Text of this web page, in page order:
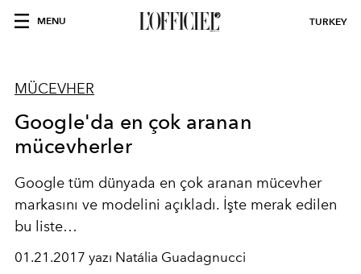
MENU TURKEY
MÜCEVHER
Google'da en çok aranan
mücevherler
Google tüm dünyada en çok aranan mücevher
markasını ve modelini açıkladı. İşte merak edilen
bu liste…
01.21.2017 yazı Natália Guadagnucci